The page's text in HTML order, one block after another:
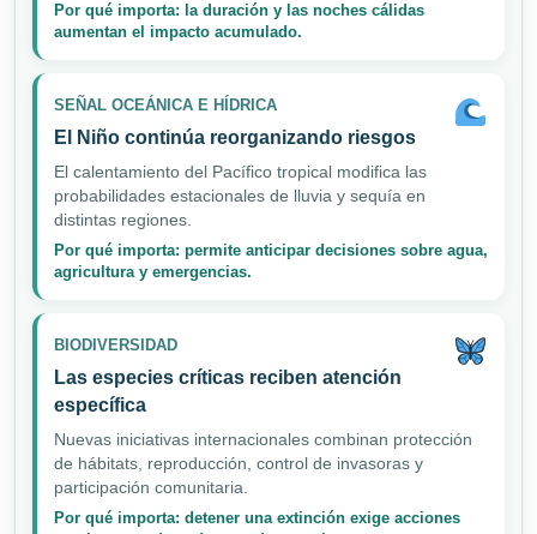
Por qué importa: la duración y las noches cálidas
aumentan el impacto acumulado.
SEÑAL OCEÁNICA E HÍDRICA
El Niño continúa reorganizando riesgos
El calentamiento del Pacífico tropical modifica las
probabilidades estacionales de lluvia y sequía en
distintas regiones.
Por qué importa: permite anticipar decisiones sobre agua,
agricultura y emergencias.
BIODIVERSIDAD
Las especies críticas reciben atención
específica
Nuevas iniciativas internacionales combinan protección
de hábitats, reproducción, control de invasoras y
participación comunitaria.
Por qué importa: detener una extinción exige acciones